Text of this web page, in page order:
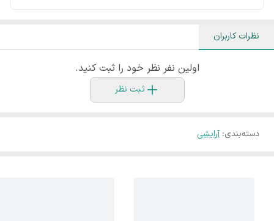
نظرات کاربران
اولین نفر نظر خود را ثبت کنید.
ثبت نظر
دسته‌بندی: آرایشی